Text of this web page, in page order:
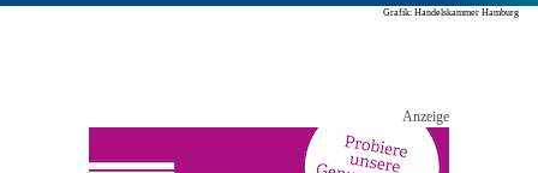
Grafik: Handelskammer Hamburg